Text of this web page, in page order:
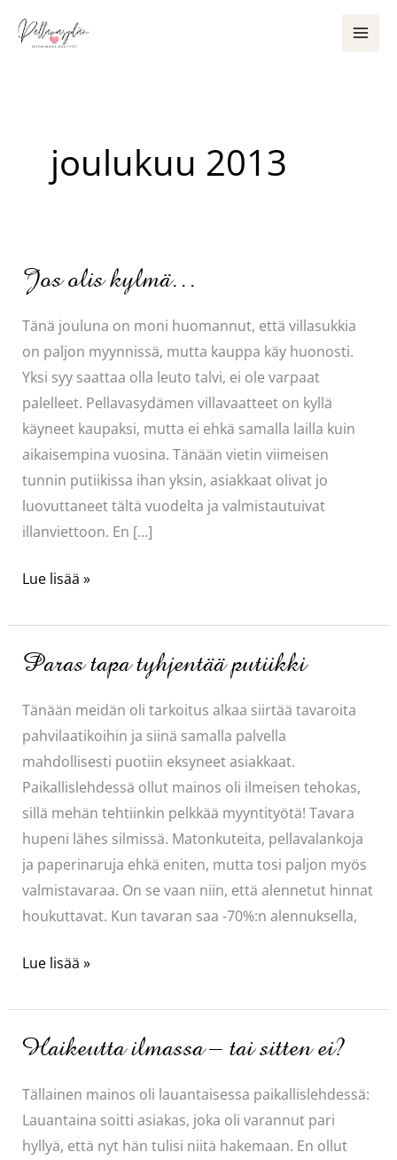
sisältöön
joulukuu 2013
Jos olis kylmä…
Tänä jouluna on moni huomannut, että villasukkia
on paljon myynnissä, mutta kauppa käy huonosti.
Yksi syy saattaa olla leuto talvi, ei ole varpaat
palelleet. Pellavasydämen villavaatteet on kyllä
käyneet kaupaksi, mutta ei ehkä samalla lailla kuin
aikaisempina vuosina. Tänään vietin viimeisen
tunnin putiikissa ihan yksin, asiakkaat olivat jo
luovuttaneet tältä vuodelta ja valmistautuivat
illanviettoon. En […]
Jos
kylmä…
Lue lisää »
Paras tapa tyhjentää putiikki
Tänään meidän oli tarkoitus alkaa siirtää tavaroita
pahvilaatikoihin ja siinä samalla palvella
mahdollisesti puotiin eksyneet asiakkaat.
Paikallislehdessä ollut mainos oli ilmeisen tehokas,
sillä mehän tehtiinkin pelkkää myyntityötä! Tavara
hupeni lähes silmissä. Matonkuteita, pellavalankoja
ja paperinaruja ehkä eniten, mutta tosi paljon myös
valmistavaraa. On se vaan niin, että alennetut hinnat
houkuttavat. Kun tavaran saa -70%:n alennuksella,
Paras
tyhjentää
putiikki
Lue lisää »
Haikeutta ilmassa – tai sitten ei?
Tällainen mainos oli lauantaisessa paikallislehdessä:
Lauantaina soitti asiakas, joka oli varannut pari
hyllyä, että nyt hän tulisi niitä hakemaan. En ollut